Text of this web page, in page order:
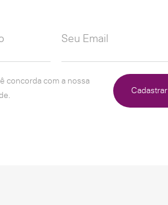
concorda com a nossa
Cadastrar